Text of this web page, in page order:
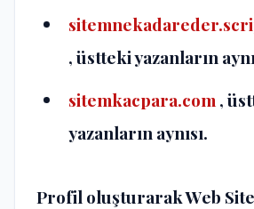
, üstteki yazanların
sitemkacpara.com,
yazanların aynısı.
Profil oluşturarak Web